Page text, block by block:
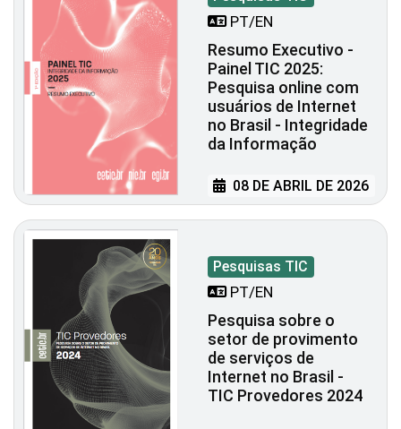
PT/EN
Resumo Executivo -
Painel TIC 2025:
Pesquisa online com
usuários de Internet
no Brasil - Integridade
da Informação
08 DE ABRIL DE 2026
Pesquisas TIC
PT/EN
Pesquisa sobre o
setor de provimento
de serviços de
Internet no Brasil -
TIC Provedores 2024